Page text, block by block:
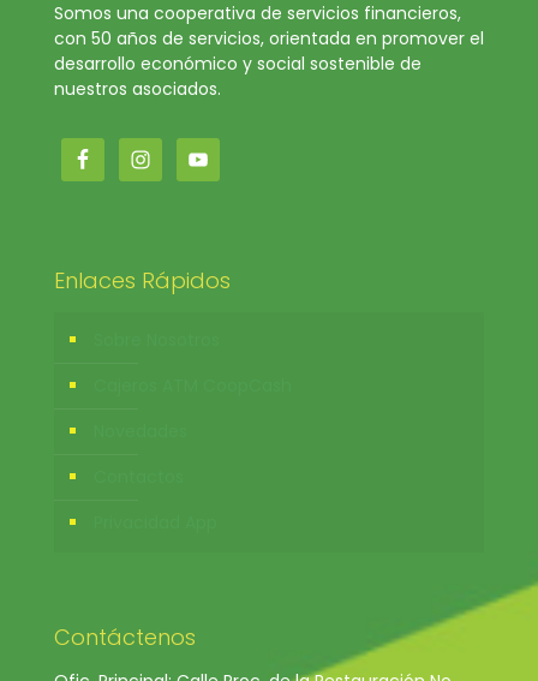
Somos una cooperativa de servicios financieros,
con 50 años de servicios, orientada en promover el
desarrollo económico y social sostenible de
nuestros asociados.
Enlaces Rápidos
Contáctenos